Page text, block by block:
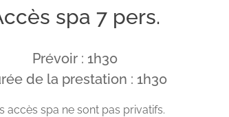
spa 7 pers.
Prévoir : 1h30
de la prestation : 1h30
accès spa ne sont pas privatifs.